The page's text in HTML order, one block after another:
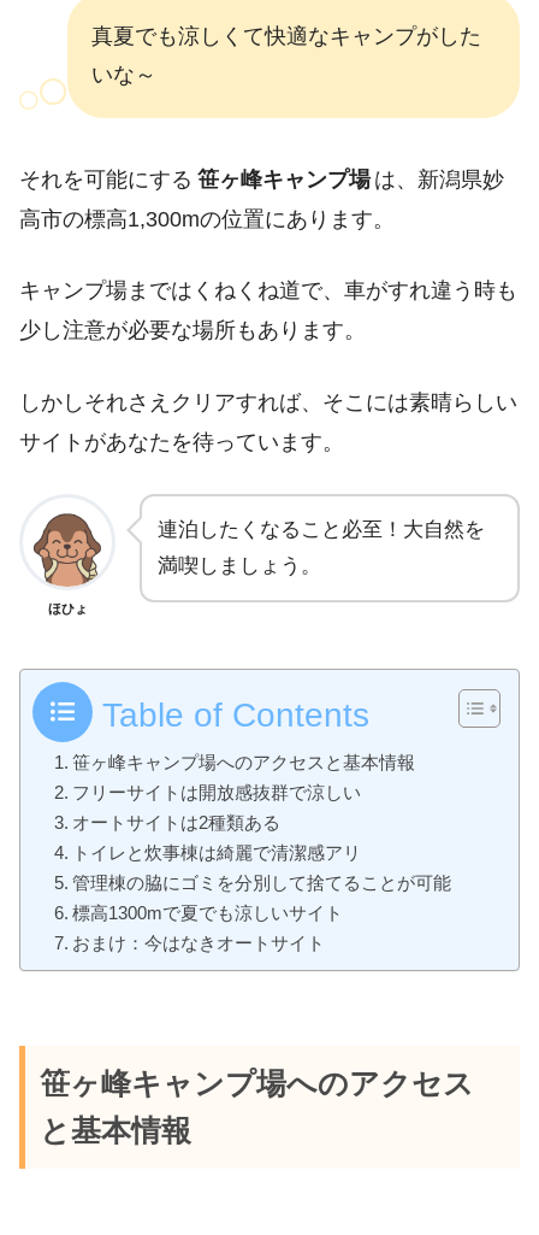
真夏でも涼しくて快適なキャンプがした
いな～
それを可能にする 笹ヶ峰キャンプ場 は、新潟県妙
高市の標高1,300mの位置にあります。
キャンプ場まではくねくね道で、車がすれ違う時も
少し注意が必要な場所もあります。
しかしそれさえクリアすれば、そこには素晴らしい
サイトがあなたを待っています。
ほひょ
連泊したくなること必至！大自然を
満喫しましょう。
Table of Contents
笹ヶ峰キャンプ場へのアクセスと基本情報
フリーサイトは開放感抜群で涼しい
オートサイトは2種類ある
トイレと炊事棟は綺麗で清潔感アリ
管理棟の脇にゴミを分別して捨てることが可能
標高1300mで夏でも涼しいサイト
おまけ：今はなきオートサイト
笹ヶ峰キャンプ場へのアクセス
と基本情報